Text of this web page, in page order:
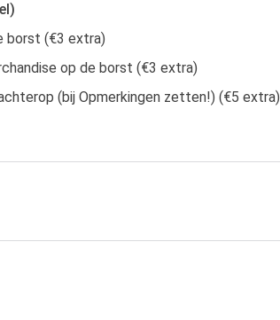
borst (€3 extra)
op de borst (€3 extra)
(bij Opmerkingen zetten!) (€5 extra)